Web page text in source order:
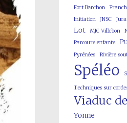
Fort Barchon
Initiation
JNSC Jura
Lot MJC Villebon
Parcours enfants
Pyrénées
Rivière
Spéléo
Techniques sur
Viaduc
Yonne